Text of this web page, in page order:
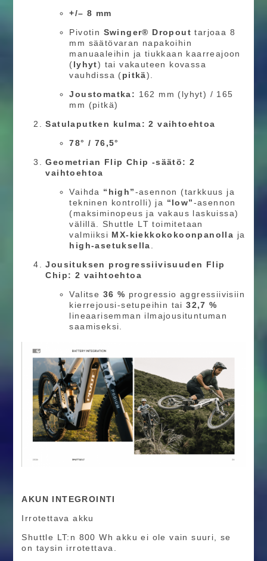
+/– 8 mm
Pivotin Swinger® Dropout tarjoaa 8
mm säätövaran napakoihin
manuaaleihin ja tiukkaan kaarreajoon
(lyhyt) tai vakauteen kovassa
vauhdissa (pitkä).
Joustomatka: 162 mm (lyhyt) / 165
mm (pitkä)
Satulaputken kulma: 2 vaihtoehtoa
78° / 76,5°
Geometrian Flip Chip -säätö: 2
vaihtoehtoa
Vaihda “high”-asennon (tarkkuus ja
tekninen kontrolli) ja “low”-asennon
(maksiminopeus ja vakaus laskuissa)
välillä. Shuttle LT toimitetaan
valmiiksi MX-kiekkokokoonpanolla ja
high-asetuksella
Jousituksen progressiivisuuden Flip
Chip: 2 vaihtoehtoa
Valitse 36 % progressio aggressiivisiin
kierrejousi-setupeihin tai32,7 %
lineaarisemman ilmajousituntuman
saamiseksi.
AKUN INTEGROINTI
Irrotettava akku
Shuttle LT:n 800 Wh akku ei ole vain suuri, se
on taysin irrotettava.